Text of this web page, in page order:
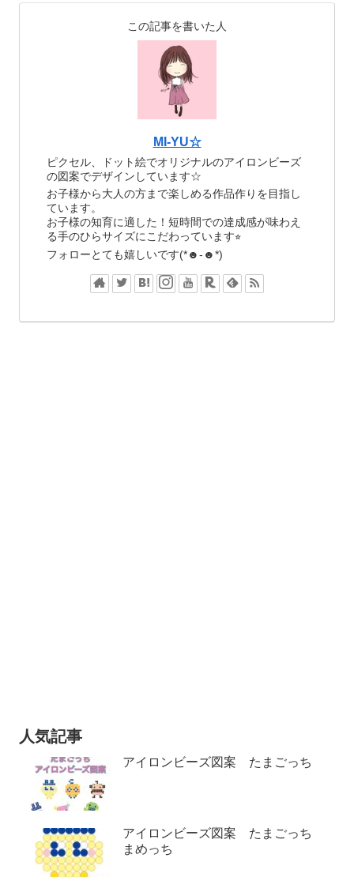
この記事を書いた人
MI-YU☆
ピクセル、ドット絵でオリジナルのアイロンビーズ
の図案でデザインしています☆
お子様から大人の方まで楽しめる作品作りを目指し
ています。
お子様の知育に適した！短時間での達成感が味わえ
る手のひらサイズにこだわっています⭐︎
フォローとても嬉しいです(*☻-☻*)
人気記事
アイロンビーズ図案 たまごっち
アイロンビーズ図案 たまごっち
まめっち